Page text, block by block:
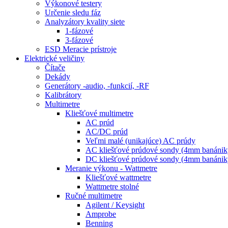
Výkonové testery
Určenie sledu fáz
Analyzátory kvality siete
1-fázové
3-fázové
ESD Meracie prístroje
Elektrické veličiny
Čítače
Dekády
Generátory -audio, -funkcií, -RF
Kalibrátory
Multimetre
Kliešťové multimetre
AC prúd
AC/DC prúd
Veľmi malé (unikajúce) AC prúdy
AC kliešťové prúdové sondy (4mm
DC kliešťové prúdové sondy (4mm
Meranie výkonu - Wattmetre
Kliešťové wattmetre
Wattmetre stolné
Ručné multimetre
Agilent / Keysight
Amprobe
Benning